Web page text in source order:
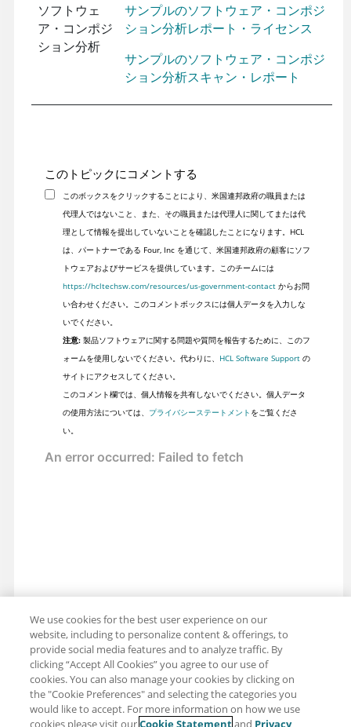
ソフトウェ
ア・コンポジ
ション分析
サンプルのソフトウェア・コンポジ
ション分析レポート・ライセンス
サンプルのソフトウェア・コンポジ
ション分析スキャン・レポート
このトピックにコメントする
このボックスをクリックすることにより、米国連邦政府の職員または
代理人ではないこと、また、その職員または代理人に関してまたは代
理として情報を提出していないことを確認したことになります。HCL
は、パートナーである Four, Inc を通じて、米国連邦政府の顧客にソフ
トウェアおよびサービスを提供しています。このチームには
https://hcltechsw.com/resources/us-government-contactからお問
い合わせください。このコメントボックスには個人データを入力しな
いでください。
注意:製品ソフトウェアに関する問題や質問を報告するために、このフ
ォームを使用しないでください。代わりに、
HCL Software Supportの
サイトにアクセスしてください。
このコメント欄では、個人情報を共有しないでください。個人データ
の使用方法については、
プライバシーステートメント をご覧くださ
い。
We use cookies for the best user experience on our
website, including to personalize content & offerings, to
provide social media features and to analyze traffic. By
clicking “Accept All Cookies” you agree to our use of
cookies. You can also manage your cookies by clicking on
the "Cookie Preferences" and selecting the categories you
would like to accept. For more information on how we use
cookies please visit ourCookie Statementand Privacy